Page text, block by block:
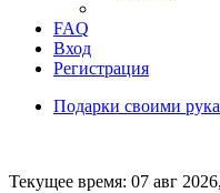
FAQ
Вход
Регистрация
Подарки своими
Текущее время: 07 авг